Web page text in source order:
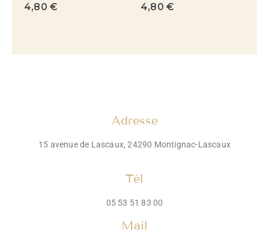
4,80 € 4,80 €
Adresse
15 avenue de Lascaux, 24290 Montignac-Lascaux
Tél
05 53 51 83 00
Mail